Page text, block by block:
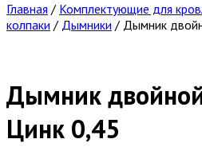
Главная / Комплектующие для
колпаки / Дымники / Дымник
Дымник двойной
Цинк 0,45